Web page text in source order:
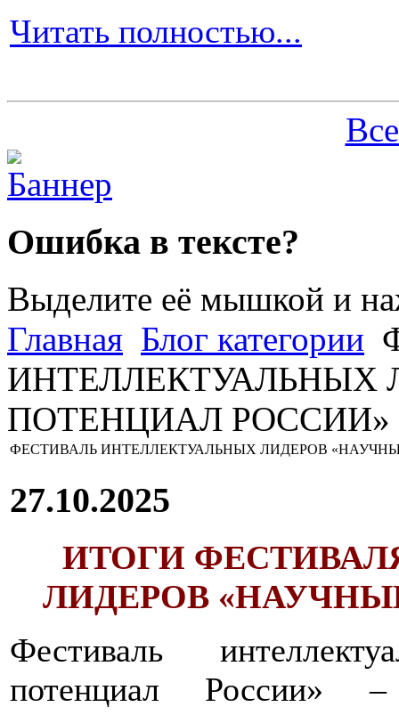
Читать полностью...
Ошибка в тексте?
Выделите её мышкой и
Главная Блог категории
ИНТЕЛЛЕКТУАЛЬНЫХ
ПОТЕНЦИАЛ РОССИИ»
ФЕСТИВАЛЬ ИНТЕЛЛЕКТУАЛЬНЫХ ЛИДЕРОВ
27.10.2025
ИТОГИ
ЛИДЕРОВ
Фестиваль
потенциал России»